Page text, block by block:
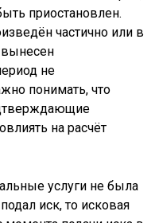
приостановлен.
частично или в
не
понимать, что
на расчёт
услуги не была
иск, то исковая